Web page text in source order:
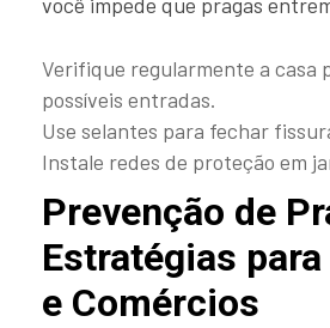
Verifique regularmente a casa
possíveis entradas.
Use selantes para fechar
Instale redes de proteção em
Prevenção de
Estratégias
e Comércios